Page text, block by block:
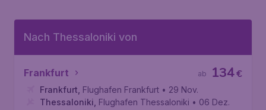
Nach Thessaloniki von
Frankfurt €
134
ab
Frankfurt Flughafen Frankfurt • 29 Nov.
Thessaloniki Flughafen Thessaloniki • 06 Dez.